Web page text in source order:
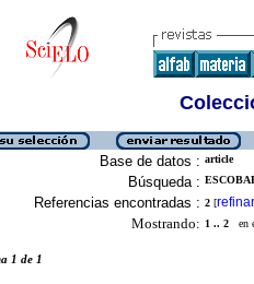
Base de datos : article
Búsqueda :
Referencias encontradas : 2 [refinar
Mostrando: 1 .. 2 en
1 de 1